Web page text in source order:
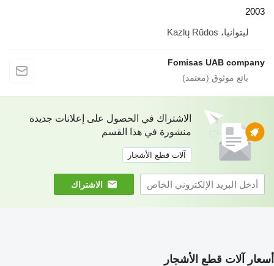
2003
ليتوانيا، Kazlų Rūdos
Fomisas UAB company
الاشتراك في الحصول على إعلانات جديدة
منشورة في هذا القسم
آلات قطع الأشجار
الاشتراك
أسعار آلات قطع الأشجار